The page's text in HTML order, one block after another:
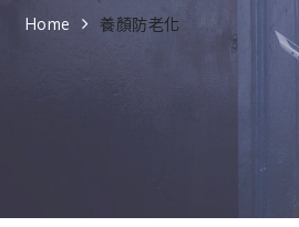
Home 養顏防老化